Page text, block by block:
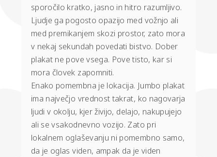
sporočilo kratko, jasno in hitro razumljivo.
Ljudje ga pogosto opazijo med vožnjo ali
med premikanjem skozi prostor, zato mora
v nekaj sekundah povedati bistvo. Dober
plakat ne pove vsega. Pove tisto, kar si
mora človek zapomniti.
Enako pomembna je lokacija. Jumbo plakat
ima največjo vrednost takrat, ko nagovarja
ljudi v okolju, kjer živijo, delajo, nakupujejo
ali se vsakodnevno vozijo. Zato pri
lokalnem oglaševanju ni pomembno samo,
da je oglas viden, ampak da je viden